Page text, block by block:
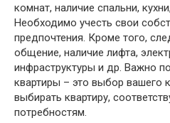
комнат, наличие спальни,
Необходимо учесть свои
предпочтения. Кроме того,
общение, наличие лифта,
инфраструктуры и др. Важно
квартиры – это выбор вашего
выбирать квартиру,
потребностям.